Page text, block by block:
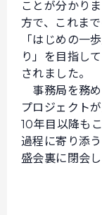
ことが分かり
方で、これま
「はじめの一
り」を目指し
されました。
事務局を務
プロジェクト
10年目以降も
過程に寄り添
盛会裏に閉会し